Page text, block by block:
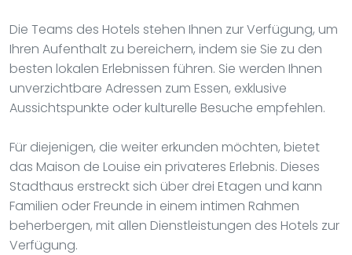
Die Teams des Hotels stehen Ihnen zur Verfügung, um
Ihren Aufenthalt zu bereichern, indem sie Sie zu den
besten lokalen Erlebnissen führen. Sie werden Ihnen
unverzichtbare Adressen zum Essen, exklusive
Aussichtspunkte oder kulturelle Besuche empfehlen.
Für diejenigen, die weiter erkunden möchten, bietet
das Maison de Louise ein privateres Erlebnis. Dieses
Stadthaus erstreckt sich über drei Etagen und kann
Familien oder Freunde in einem intimen Rahmen
beherbergen, mit allen Dienstleistungen des Hotels zur
Verfügung.